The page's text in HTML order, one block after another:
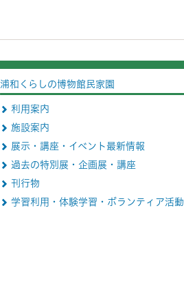
浦和くらしの博物館民家園
利用案内
施設案内
展示・講座・イベント最新情報
過去の特別展・企画展・講座
刊行物
学習利用・体験学習・ボランティア活動